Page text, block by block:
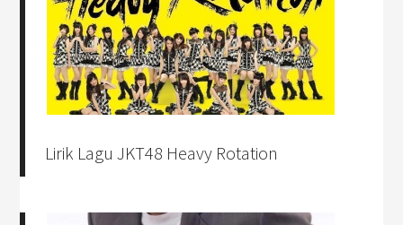
Lirik Lagu JKT48 Heavy Rotation